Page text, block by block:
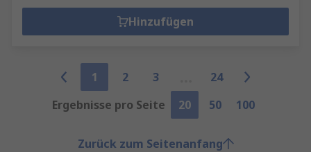
Hinzufügen
1 2 3
24
Ergebnisse pro Seite
20 50 100
Zurück zum Seitenanfang